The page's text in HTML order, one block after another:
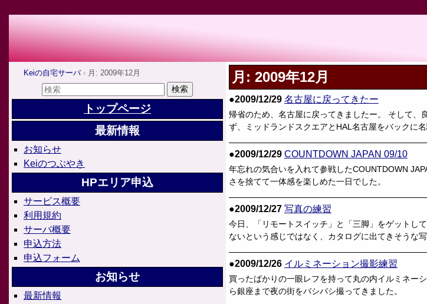
Keiの自宅サーバ 月: 2009年12月
トップページ
最新情報
お知らせ
Keiのつぶやき
HPエリア申込
サービス概要
利用規約
サーバ概要
申込方法
申込フォーム
お知らせ
最新情報
月: 2009年12月
●2009/12/29 名古屋に戻ってきたー
帰省のため、名古屋に戻ってきましたー。 そして、
ず、ミッドランドスクエアとHAL名古屋をバックに
●2009/12/29 COUNTDOWN JAPAN 09/10
年忘れの気合いを入れて参戦したCOUNTDOWN
さを捨てて一体感を楽しめた一日でした。
●2009/12/27 写真の練習
今日、「リモートスイッチ」と「三脚」をゲットし
ないという感じではなく、カタログに出てきそうな
●2009/12/26 イルミネーション撮影練習
買ったばかりの一眼レフを持って丸の内イルミネー
ら銀座まで夜の街をバシバシ撮ってきました。